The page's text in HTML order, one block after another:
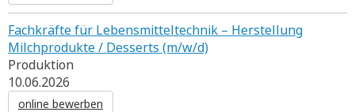
Fachkräfte für Lebensmitteltechnik – Herstellung
Milchprodukte / Desserts (m/w/d)
Produktion
10.06.2026
online bewerben